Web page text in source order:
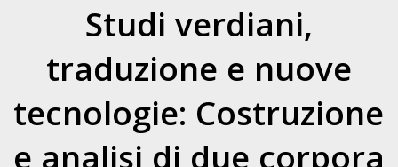
Studi verdiani,
traduzione e nuove
tecnologie: Costruzione
e analisi di due corpora